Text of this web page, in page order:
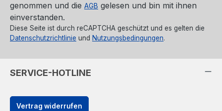
genommen und die AGB gelesen und bin mit ihnen
einverstanden.
Diese Seite ist durch reCAPTCHA geschützt und es gelten die
Datenschutzrichtlinie und Nutzungsbedingungen.
SERVICE-HOTLINE
Vertrag widerrufen